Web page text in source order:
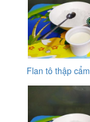
Flan tô thập cẩm